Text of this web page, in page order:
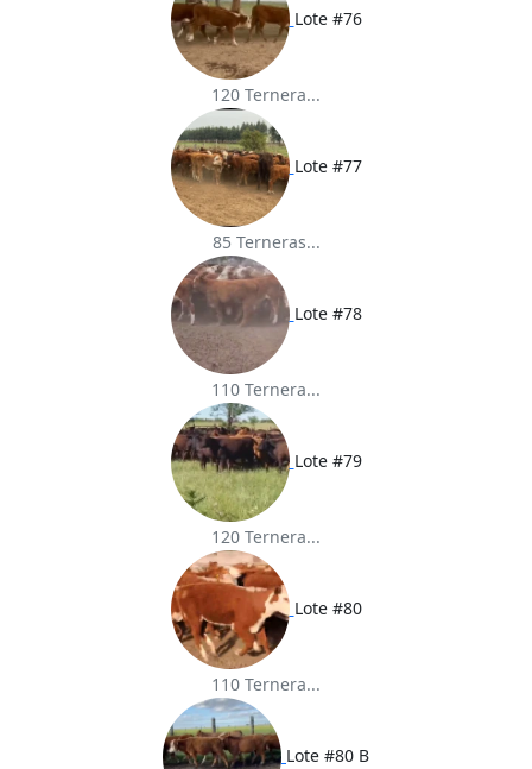
Lote #76
120 Ternera...
Lote #77
85 Terneras...
Lote #78
110 Ternera...
Lote #79
120 Ternera...
Lote #80
110 Ternera...
Lote #80 B